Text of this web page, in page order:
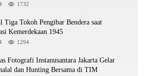
1732
Tiga Tokoh Pengibar Bendera saat
Kemerdekaan 1945
1294
Fotografi Instanusantara Jakarta Gelar
dan Hunting Bersama di TIM